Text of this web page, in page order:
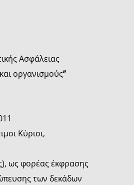
Ασφάλειας
οργανισμούς”
Κύριοι,
ως φορέας έκφρασης
των δεκάδων